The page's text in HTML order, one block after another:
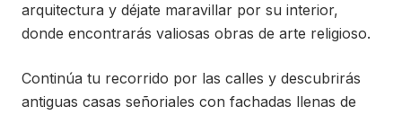
arquitectura y déjate maravillar por su interior,
donde encontrarás valiosas obras de arte religioso.
Continúa tu recorrido por las calles y descubrirás
antiguas casas señoriales con fachadas llenas de